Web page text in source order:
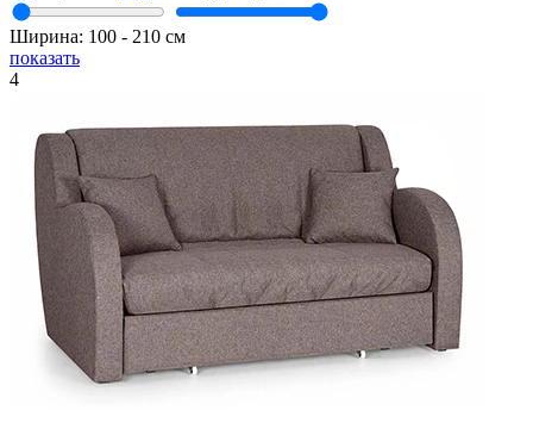
Ширина: 100 ‐ 210 см
показать
4